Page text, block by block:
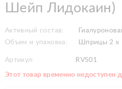
Шейп Лидокаин)
Активный состав:
Объем и упаковка:
Шприцы 2 x
Артикул: RVS01
Этот товар временно недоступен